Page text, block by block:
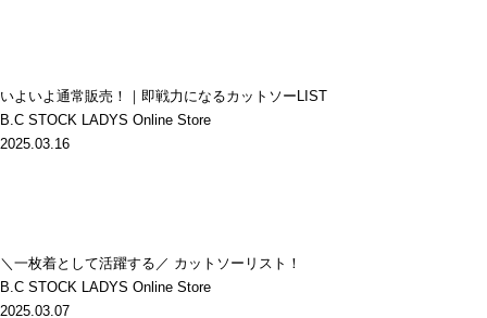
いよいよ通常販売！｜即戦力になるカットソーLIST
B.C STOCK LADYS Online Store
2025.03.16
＼一枚着として活躍する／ カットソーリスト！
B.C STOCK LADYS Online Store
2025.03.07